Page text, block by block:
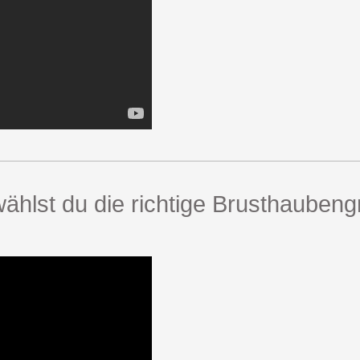
du die richtige